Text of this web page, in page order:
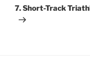
Beitrag
7. Short-Track